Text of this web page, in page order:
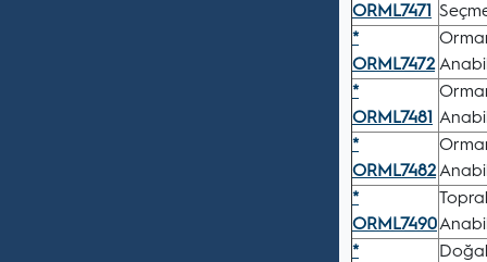
ORML7471
*
ORML7472
*
ORML7481
*
ORML7482
*
ORML7490
*
Doğal